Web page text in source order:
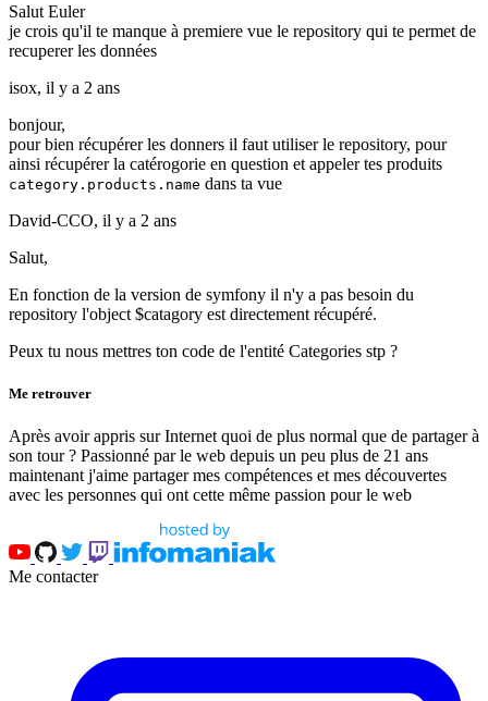
Salut Euler
je crois qu'il te manque à premiere vue le repository qui te permet de
recuperer les données
isox, il y a 2 ans
bonjour,
pour bien récupérer les donners il faut utiliser le repository, pour
ainsi récupérer la catérogorie en question et appeler tes produits
category.products.name dans ta vue
David-CCO, il y a 2 ans
Salut,
En fonction de la version de symfony il n'y a pas besoin du
repository l'object $catagory est directement récupéré.
Peux tu nous mettres ton code de l'entité Categories stp ?
Me retrouver
Après avoir appris sur Internet quoi de plus normal que de partager à
son tour ? Passionné par le web depuis un peu plus de 21 ans
maintenant j'aime partager mes compétences et mes découvertes
avec les personnes qui ont cette même passion pour le web
Me contacter